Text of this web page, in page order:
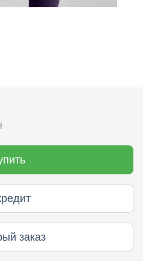
заказ